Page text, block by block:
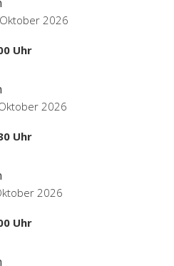
2026
Uhr
2026
Uhr
2026
Uhr